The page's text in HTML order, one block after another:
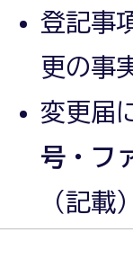
登記事
更の事
変更届
号・フ
（記載